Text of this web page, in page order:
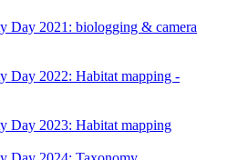
Day 2021: biologging & camera
Day 2022: Habitat mapping -
Day 2023: Habitat mapping